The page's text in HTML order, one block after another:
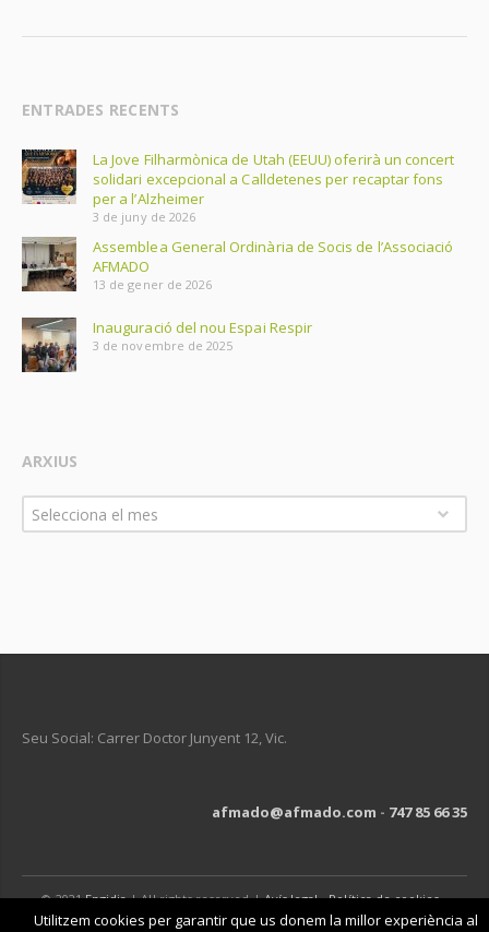
ENTRADES RECENTS
La Jove Filharmònica de Utah (EEUU) oferirà un concert
solidari excepcional a Calldetenes per recaptar fons
per a l’Alzheimer
3 de juny de 2026
Assemblea General Ordinària de Socis de l’Associació
AFMADO
13 de gener de 2026
Inauguració del nou Espai Respir
3 de novembre de 2025
ARXIUS
Arxius
Selecciona el mes
Seu Social: Carrer Doctor Junyent 12, Vic.
afmado@afmado.com - 747 85 66 35
© 2021Engidia| All rights reserved |Avís legal-Política de cookies-
Política de privacitat
Utilitzem cookies per garantir que us donem la millor experiència al